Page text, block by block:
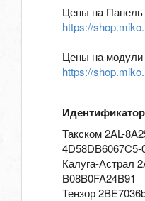
Цены на
https://
Цены на
https://
Такском 2AL-
4D58DB6067C5-
Калуга-Астрал
B08B0FA24B91
Тензор